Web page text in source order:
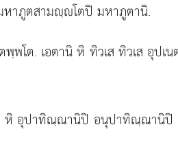
หาภูตสามฺโตปิ มหาภูตานิ.
พโต. เอตานิ หิ ทิวเส ทิวเส อุ
หิ อุปาทิณฺณานิปิ อนุปาทิณฺณานิ